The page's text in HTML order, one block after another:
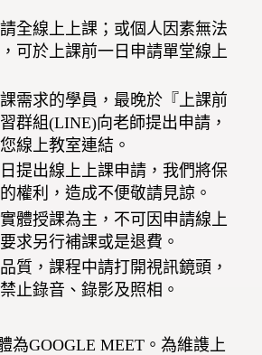
全線上上課；或個人因素無法
可於上課前一日申請單堂線上
需求的學員，最晚於『上課前
群組(LINE)向老師提出申請，
線上教室連結。
提出線上上課申請，我們將保
權利，造成不便敬請見諒。
體授課為主，不可因申請線上
求另行補課或是退費。
質，課程中請打開視訊鏡頭，
止錄音、錄影及照相。
為GOOGLE MEET。為維謢上